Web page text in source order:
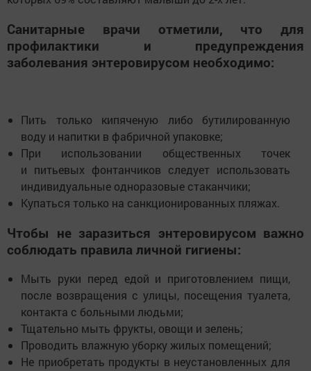
Санитарные врачи отметили, что для
профилактики и предупреждения
заболевания энтеровирусом необходимо:
Пить только кипяченую либо бутилированную
воду и напитки в фабричной упаковке;
При использовании общественных точек
и питьевых фонтанчиков следует использовать
индивидуальные одноразовые стаканчики;
Купаться только на санкционированных пляжах.
Чтобы не заразиться энтеровирусом важно
соблюдать правила личной гигиены:
Мыть руки перед едой и приготовлением пищи,
после возвращения с улицы, посещения туалета,
контакта с больными людьми;
Тщательно мыть фрукты, овощи и зелень;
Проводить влажную уборку жилых помещений;
Не приобретать продукты в неустановленных для